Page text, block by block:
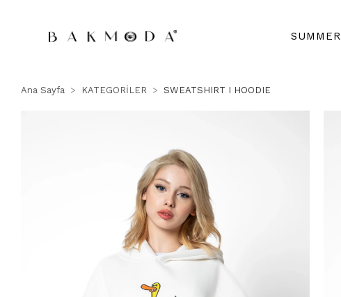
SUMMER
Ana Sayfa KATEGORİLER SWEATSHIRT I HOODIE